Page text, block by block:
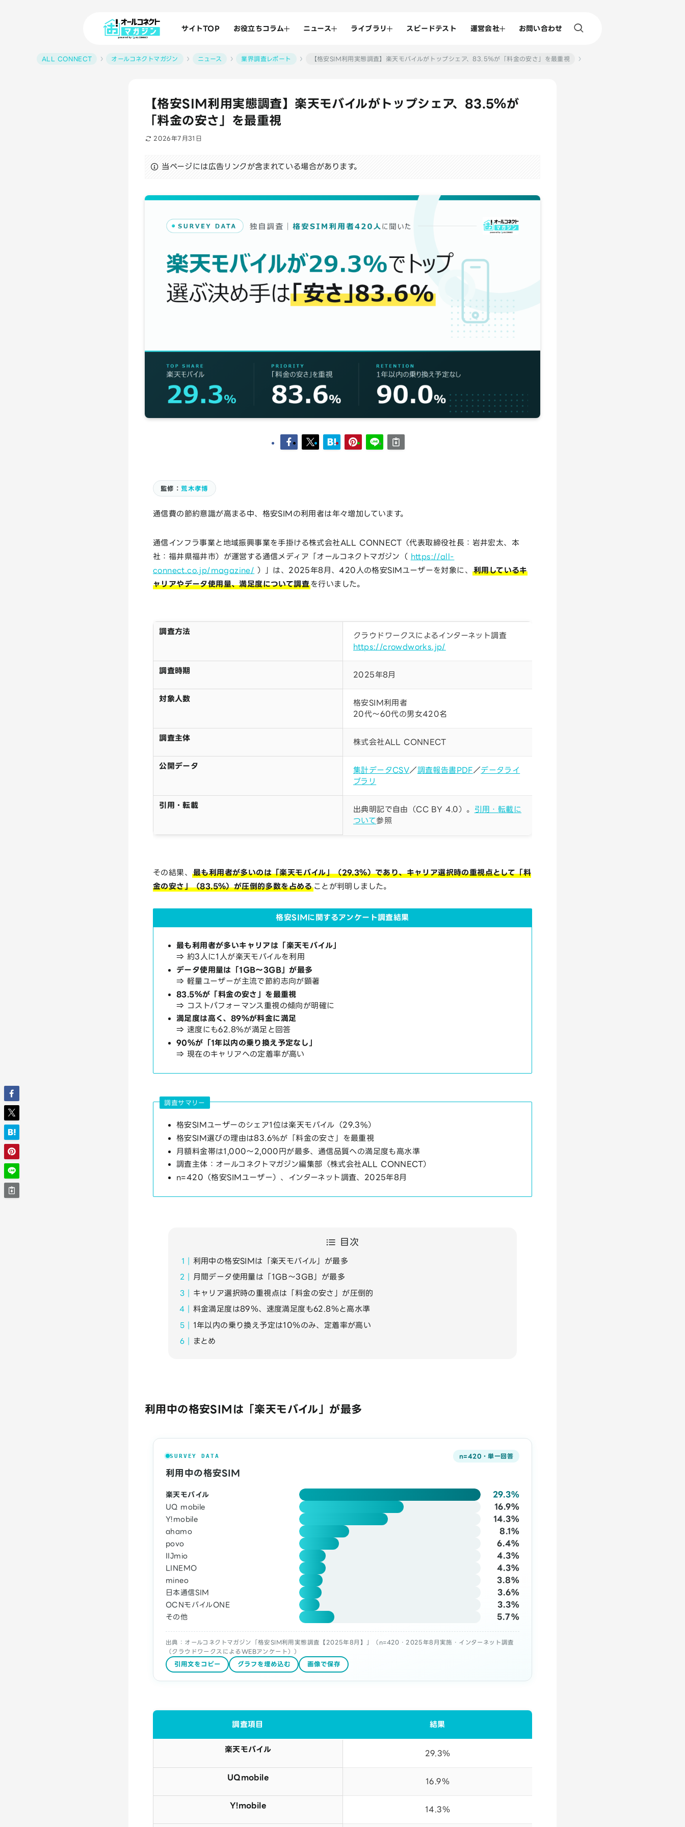
サイトTOP お役立ちコラム ニュース ライブラリ スピードテスト 運営会社 お問い合わせ
ALL CONNECT オールコネクトマガジン ニュース 業界調査レポート 【格安SIM利用実態調査】楽天モバイルがトップシェア、83.5％が「料金の安さ」を最重視
【格安SIM利用実態調査】楽天モバイルがトップシェア、83.5％が
「料金の安さ」を最重視
2026年7月31日
当ページには広告リンクが含まれている場合があります。
監修：荒木孝博
通信費の節約意識が高まる中、格安SIMの利用者は年々増加しています。
通信インフラ事業と地域振興事業を手掛ける株式会社ALL CONNECT（代表取締役社長：岩井宏太、本
社：福井県福井市）が運営する通信メディア「オールコネクトマガジン（ https://all-
connect.co.jp/magazine/ ）」は、2025年8月、420人の格安SIMユーザーを対象に、利用しているキ
ャリアやデータ使用量、満足度について調査を行いました。
調査方法
クラウドワークスによるインターネット調査
https://crowdworks.jp/
調査時期 2025年8月
対象人数
格安SIM利用者
20代～60代の男女420名
調査主体 株式会社ALL CONNECT
公開データ 集計データCSV／調査報告書PDF／データライ
ブラリ
引用・転載 出典明記で自由（CC BY 4.0）。 引用・転載に
ついて参照
その結果、
最も利用者が多いのは「楽天モバイル」（29.3％）であり、キャリア選択時の重視点として「料
金の安さ」（83.5％）が圧倒的多数を占めることが判明しました。
格安SIMに関するアンケート調査結果
最も利用者が多いキャリアは「楽天モバイル」
⇒ 約3人に1人が楽天モバイルを利用
データ使用量は「1GB～3GB」が最多
⇒ 軽量ユーザーが主流で節約志向が顕著
83.5％が「料金の安さ」を最重視
⇒ コストパフォーマンス重視の傾向が明確に
満足度は高く、89％が料金に満足
⇒ 速度にも62.8％が満足と回答
90％が「1年以内の乗り換え予定なし」
⇒ 現在のキャリアへの定着率が高い
調査サマリー
格安SIMユーザーのシェア1位は楽天モバイル（29.3%）
格安SIM選びの理由は83.6%が「料金の安さ」を最重視
月額料金帯は1,000〜2,000円が最多、通信品質への満足度も高水準
調査主体：オールコネクトマガジン編集部（株式会社ALL CONNECT）
n=420（格安SIMユーザー）、インターネット調査、2025年8月
目次
利用中の格安SIMは「楽天モバイル」が最多
月間データ使用量は「1GB～3GB」が最多
キャリア選択時の重視点は「料金の安さ」が圧倒的
料金満足度は89％、速度満足度も62.8％と高水準
1年以内の乗り換え予定は10％のみ、定着率が高い
まとめ
利用中の格安SIMは「楽天モバイル」が最多
SURVEY DATA n=420・単一回答
利用中の格安SIM
楽天モバイル 29.3%
UQ mobile 16.9%
Y!mobile 14.3%
ahamo 8.1%
povo 6.4%
IIJmio 4.3%
LINEMO 4.3%
mineo 3.8%
日本通信SIM 3.6%
OCNモバイルONE 3.3%
その他 5.7%
出典：オールコネクトマガジン「格安SIM利用実態調査【2025年8月】」（n=420・2025年8月実施・インターネット調査
（クラウドワークスによるWEBアンケート））
引用文をコピー グラフを埋め込む 画像で保存
調査項目 結果
楽天モバイル 29.3％
UQmobile 16.9％
Y!mobile 14.3％